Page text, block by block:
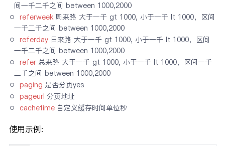
间一千二千之间 between 1000,2000
referweek 周来路 大于一千 gt 1000, 小于一千 lt 1000，区间
一千二千之间 between 1000,2000
referday 日来路 大于一千 gt 1000, 小于一千 lt 1000，区间
一千二千之间 between 1000,2000
refer 总来路 大于一千 gt 1000, 小于一千 lt 1000，区间一千
二千之间 between 1000,2000
paging 是否分页yes
pageurl 分页地址
cachetime 自定义缓存时间单位秒
使用示例: